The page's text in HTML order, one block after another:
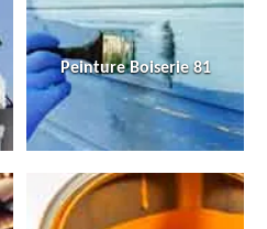
Peinture Boiserie 81